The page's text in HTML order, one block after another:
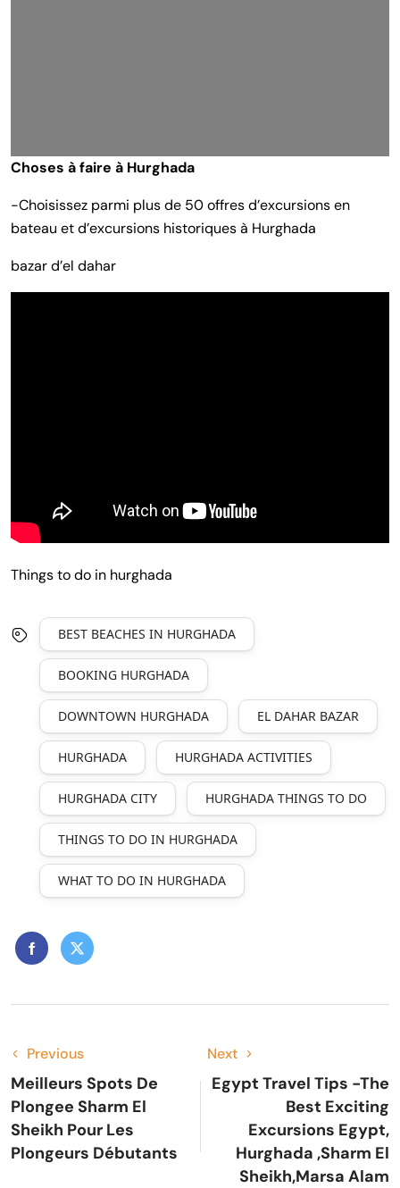
Choses à faire à Hurghada
-Choisissez parmi plus de 50 offres d’excursions en
bateau et d’excursions historiques à Hurghada
bazar d’el dahar
Things to do in hurghada
BEST BEACHES IN HURGHADA
BOOKING HURGHADA
DOWNTOWN HURGHADA EL DAHAR BAZAR
HURGHADA HURGHADA ACTIVITIES
HURGHADA CITY HURGHADA THINGS TO DO
THINGS TO DO IN HURGHADA
WHAT TO DO IN HURGHADA
Previous
Meilleurs Spots De
Plongee Sharm El
Sheikh Pour Les
Plongeurs Débutants
Next
Egypt Travel Tips -the
Best Exciting
Excursions Egypt,
Hurghada ,Sharm El
Sheikh,Marsa Alam